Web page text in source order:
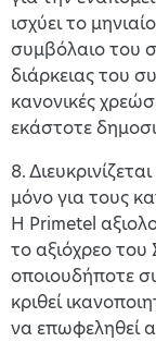
ισχύει το
συμβόλαιο του
διάρκειας του
κανονικές
εκάστοτε
8.
μόνο για τους
Η Primetel
το αξιόχρεο
οποιουδήποτε
κριθεί
να επωφεληθεί